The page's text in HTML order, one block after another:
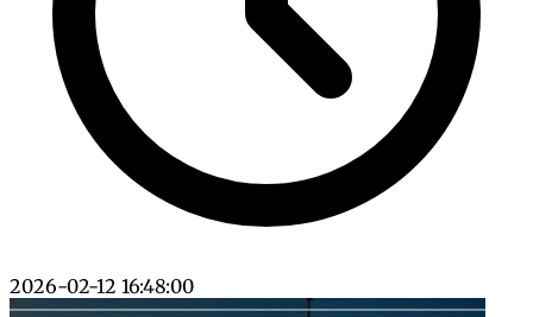
2026-02-12 16:48:00